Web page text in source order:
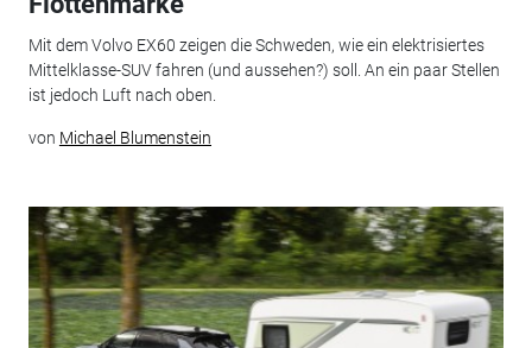
Mit dem Volvo EX60 zeigen die Schweden, wie ein elektrisiertes
Mittelklasse-SUV fahren (und aussehen?) soll. An ein paar Stellen
ist jedoch Luft nach oben.
von Michael Blumenstein